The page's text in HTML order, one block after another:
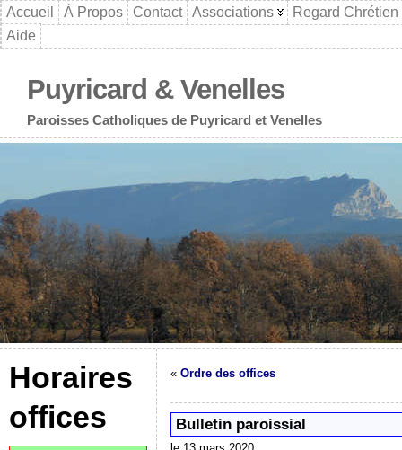
Accueil À Propos Contact Associations
Regard Chrétien
Aide
Puyricard & Venelles
Paroisses Catholiques de Puyricard et Venelles
Horaires
offices
« Ordre des offices
Bulletin paroissial